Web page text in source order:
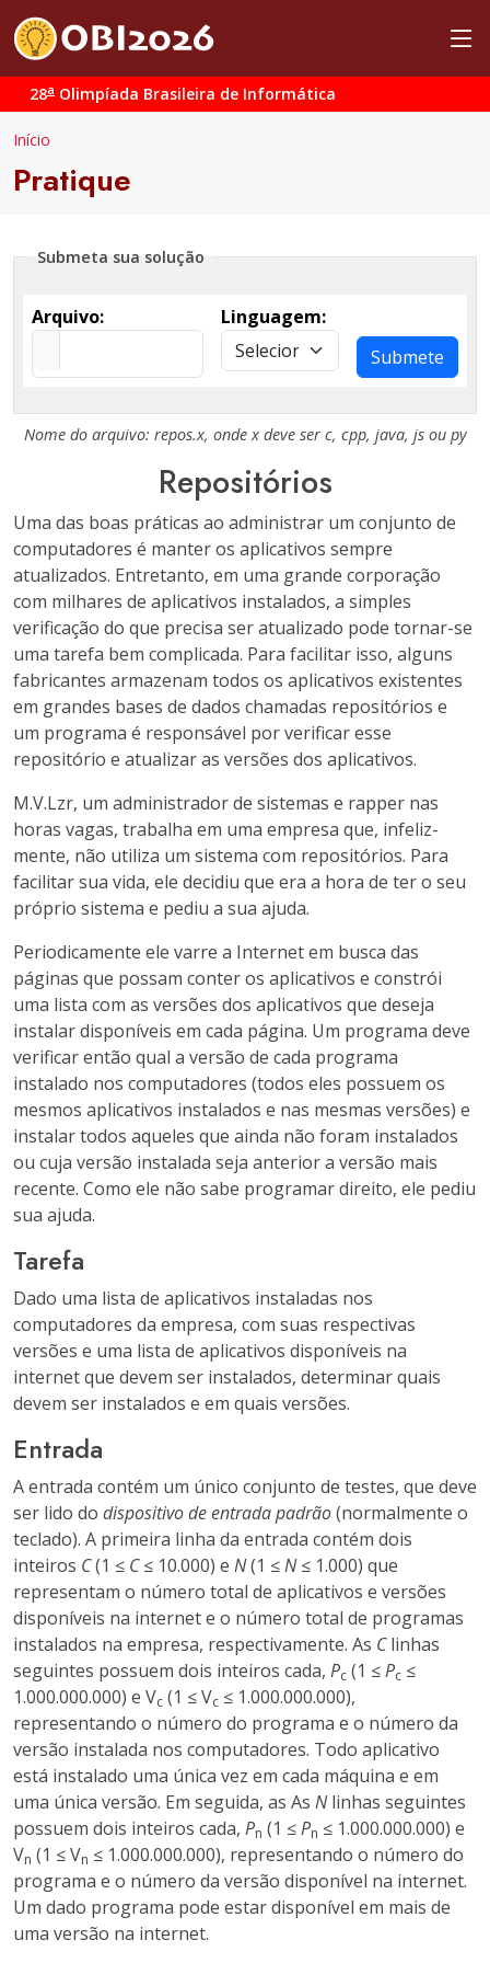
28a Olimpíada Brasileira de Informática
Início
Pratique
Submeta sua solução
Arquivo:
Linguagem:
Submete
Nome do arquivo: repos.x, ondexdeve ser c, cpp, java, jsou py
Repositórios
Uma das boas práticas ao administrar um conjunto de
computadores é manter os aplicativos sempre
atualizados. Entretanto, em uma grande corporação
com milhares de aplicativos instalados, a simples
verificação do que precisa ser atualizado pode tornar-se
uma tarefa bem complicada. Para facilitar isso, alguns
fabricantes armazenam todos os aplicativos existentes
em grandes bases de dados chamadas repositórios e
um programa é responsável por verificar esse
repositório e atualizar as versões dos aplicativos.
M.V.Lzr, um administrador de sistemas e rapper nas
horas vagas, trabalha em uma empresa que, infeliz-
mente, não utiliza um sistema com repositórios. Para
facilitar sua vida, ele decidiu que era a hora de ter o seu
próprio sistema e pediu a sua ajuda.
Periodicamente ele varre a Internet em busca das
páginas que possam conter os aplicativos e constrói
uma lista com as versões dos aplicativos que deseja
instalar disponíveis em cada página. Um programa deve
verificar então qual a versão de cada programa
instalado nos computadores (todos eles possuem os
mesmos aplicativos instalados e nas mesmas versões) e
instalar todos aqueles que ainda não foram instalados
ou cuja versão instalada seja anterior a versão mais
recente. Como ele não sabe programar direito, ele pediu
sua ajuda.
Tarefa
Dado uma lista de aplicativos instaladas nos
computadores da empresa, com suas respectivas
versões e uma lista de aplicativos disponíveis na
internet que devem ser instalados, determinar quais
devem ser instalados e em quais versões.
Entrada
A entrada contém um único conjunto de testes, que deve
ser lido do dispositivo de entrada padrão(normalmente o
teclado). A primeira linha da entrada contém dois
inteiros C(1 ≤ C≤ 10.000) e N(1 ≤N≤ 1.000) que
representam o número total de aplicativos e versões
disponíveis na internet e o número total de programas
instalados na empresa, respectivamente. As Clinhas
seguintes possuem dois inteiros cada, Pc (1 ≤Pc ≤
1.000.000.000) e Vc (1 ≤ Vc ≤ 1.000.000.000),
representando o número do programa e o número da
versão instalada nos computadores. Todo aplicativo
está instalado uma única vez em cada máquina e em
uma única versão. Em seguida, as As Nlinhas seguintes
possuem dois inteiros cada, Pn (1 ≤Pn ≤ 1.000.000.000) e
Vn (1 ≤ Vn ≤ 1.000.000.000), representando o número do
programa e o número da versão disponível na internet.
Um dado programa pode estar disponível em mais de
uma versão na internet.